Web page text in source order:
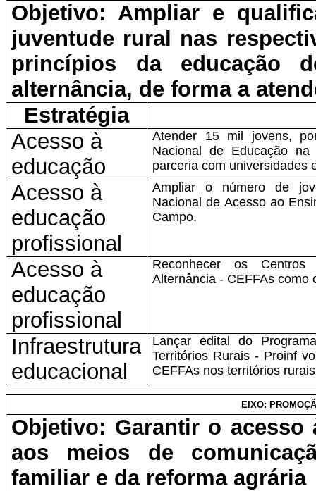
Objetivo: Ampliar e
juventude rural nas
princípios da educação
alternância, de forma a
Estratégia
Acesso à
educação
Atender 15 mil jovens,
Nacional de Educação
parceria com universidades
Acesso à
educação
profissional
Ampliar o número de
Nacional de Acesso ao
Campo.
Acesso à
educação
profissional
Reconhecer os
Alternância - CEFFAs como
Infraestrutura
educacional
Lançar edital do
Territórios Rurais - Proinf
CEFFAs nos territórios
EIXO:
Objetivo: Garantir o
aos meios de
familiar e da reforma agrária